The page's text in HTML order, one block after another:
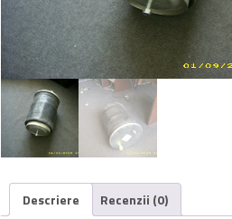
Descriere Recenzii (0)